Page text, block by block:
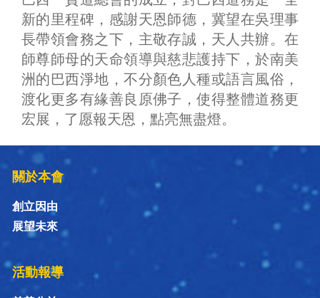
新的里程碑，感謝天恩師德，冀望在吳理事
長帶領會務之下，主敬存誠，天人共辦。在
師尊師母的天命領導與慈悲護持下，於南美
洲的巴西淨地，不分顏色人種或語言風俗，
渡化更多有緣善良原佛子，使得整體道務更
宏展，了愿報天恩，點亮無盡燈。
關於本會
創立因由
展望未來
活動報導